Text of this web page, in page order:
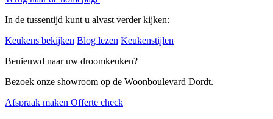
In de tussentijd kunt u alvast verder kijken:
Keukens bekijken Blog lezen Keukenstijlen
Benieuwd naar uw droomkeuken?
Bezoek onze showroom op de Woonboulevard Dordt.
Afspraak maken Offerte check